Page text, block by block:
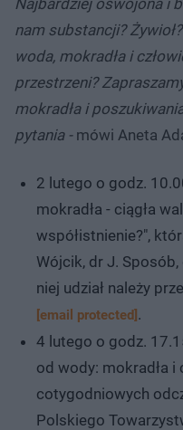
nam substancji?
woda, mokradła i
przestrzeni?
mokradła i
pytania -mówi Aneta
2 lutego o godz.
mokradła - ciągła
współistnienie?",
Wójcik, dr J.
niej udział należy
[email protected] .
4 lutego o godz.
od wody: mokradła i
cotygodniowych
Polskiego